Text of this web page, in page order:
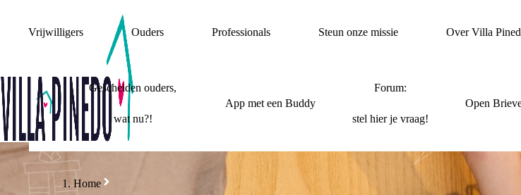
Vrijwilligers Ouders Professionals Steun onze missie Over Villa
Gescheiden ouders,
wat nu?!
App met een Buddy
Forum:
stel hier je vraag!
Open
Home